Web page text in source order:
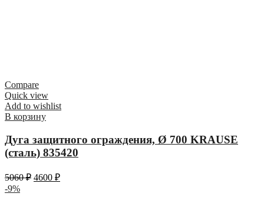
Compare
Quick view
Add to wishlist
В корзину
Дуга защитного ограждения, Ø 700 KRAUSE
(сталь) 835420
5060₽ 4600 ₽
-9%